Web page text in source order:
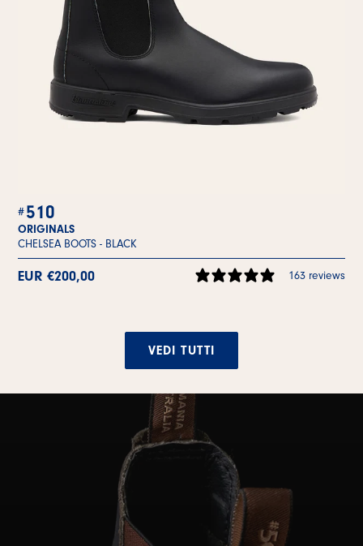
ORIGINALS
CHELSEA BOOTS - BLACK
510
EUR €200,00 163 reviews
VEDI TUTTI